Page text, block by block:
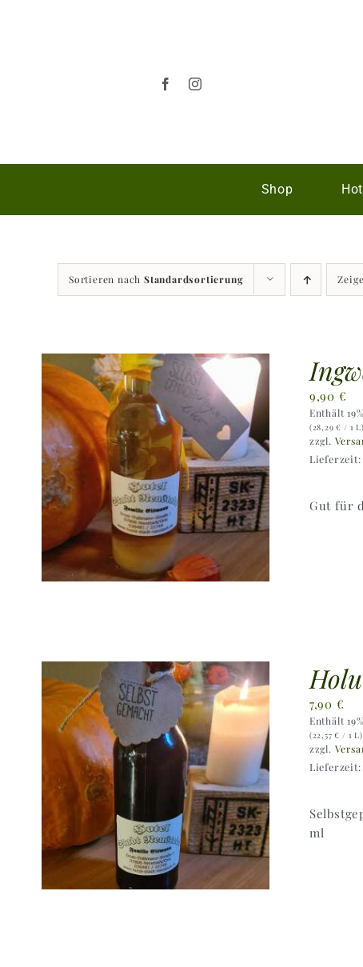
Shop
Sortieren nach Standardsortierung
9,90 €
Enthält
(28,29€ / 1 L)
zzgl.
Lieferzeit:
Gut für
7,90 €
Enthält
(22,57€ / 1 L)
zzgl.
Lieferzeit:
ml